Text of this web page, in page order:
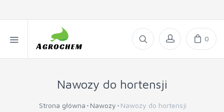
0
Nawozy do hortensji
Strona główna Nawozy Nawozy do hortensji